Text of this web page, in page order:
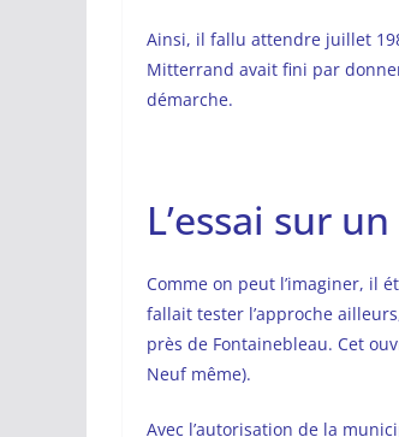
Ainsi, il fallu attendre juillet
Mitterrand avait fini par
démarche.
L’essai sur
Comme on peut l’imaginer, il
fallait tester l’approche
près de Fontainebleau. Cet
Neuf même).
Avec l’autorisation de la